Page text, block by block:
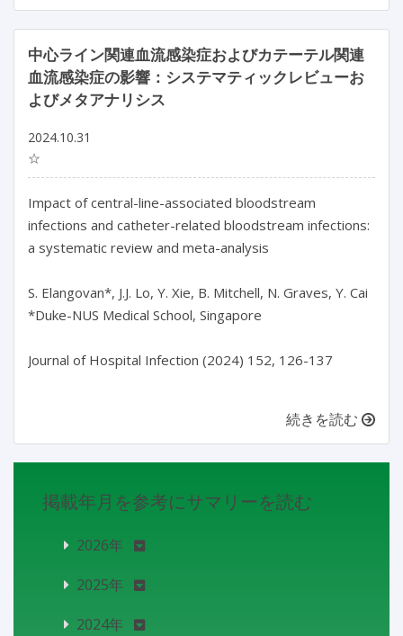
中心ライン関連血流感染症およびカテーテル関連
血流感染症の影響：システマティックレビューお
よびメタアナリシス
2024.10.31
☆
Impact of central-line-associated bloodstream
infections and catheter-related bloodstream infections:
a systematic review and meta-analysis
S. Elangovan*, J.J. Lo, Y. Xie, B. Mitchell, N. Graves, Y. Cai
*Duke-NUS Medical School, Singapore
Journal of Hospital Infection (2024) 152, 126-137
続きを読む
掲載年月を参考にサマリーを読む
2026年
2025年
2024年